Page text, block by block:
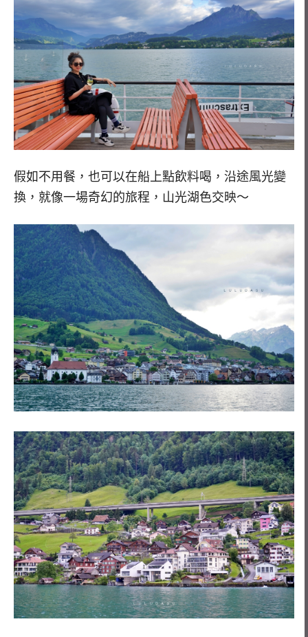
假如不用餐，也可以在船上點飲料喝，沿途風光變
換，就像一場奇幻的旅程，山光湖色交映～